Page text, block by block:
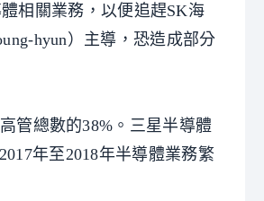
相關業務，以便追趕SK海
hyun）主導，恐造成部分
管總數的38%。三星半導體
年至2018年半導體業務繁